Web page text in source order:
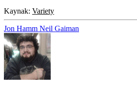
Kaynak: Variety
Jon Hamm Neil Gaiman